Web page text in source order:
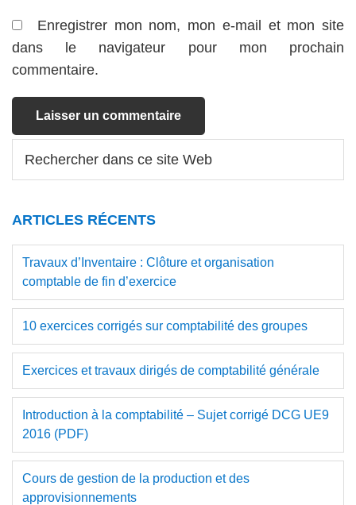
Enregistrer mon nom, mon e-mail et mon site
dans le navigateur pour mon prochain
commentaire.
Barre
latérale
dans
Web
ARTICLES RÉCENTS
Travaux d’Inventaire : Clôture et organisation
comptable de fin d’exercice
10 exercices corrigés sur comptabilité des groupes
Exercices et travaux dirigés de comptabilité générale
Introduction à la comptabilité – Sujet corrigé DCG UE9
2016 (PDF)
Cours de gestion de la production et des
approvisionnements